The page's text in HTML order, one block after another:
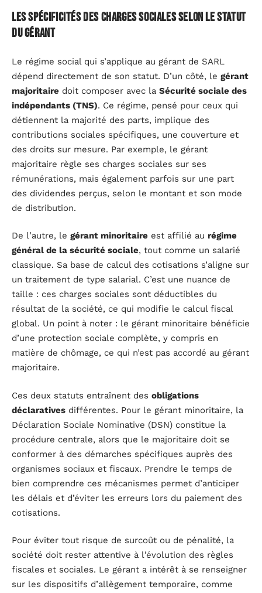
Les spécificités des charges sociales selon le statut
du gérant
Le régime social qui s’applique au gérant de SARL
dépend directement de son statut. D’un côté, le gérant
majoritaire doit composer avec la Sécurité sociale des
indépendants (TNS). Ce régime, pensé pour ceux qui
détiennent la majorité des parts, implique des
contributions sociales spécifiques, une couverture et
des droits sur mesure. Par exemple, le gérant
majoritaire règle ses charges sociales sur ses
rémunérations, mais également parfois sur une part
des dividendes perçus, selon le montant et son mode
de distribution.
De l’autre, le gérant minoritaire est affilié au régime
général de la sécurité sociale, tout comme un salarié
classique. Sa base de calcul des cotisations s’aligne sur
un traitement de type salarial. C’est une nuance de
taille : ces charges sociales sont déductibles du
résultat de la société, ce qui modifie le calcul fiscal
global. Un point à noter : le gérant minoritaire bénéficie
d’une protection sociale complète, y compris en
matière de chômage, ce qui n’est pas accordé au gérant
majoritaire.
Ces deux statuts entraînent des obligations
déclaratives différentes. Pour le gérant minoritaire, la
Déclaration Sociale Nominative (DSN) constitue la
procédure centrale, alors que le majoritaire doit se
conformer à des démarches spécifiques auprès des
organismes sociaux et fiscaux. Prendre le temps de
bien comprendre ces mécanismes permet d’anticiper
les délais et d’éviter les erreurs lors du paiement des
cotisations.
Pour éviter tout risque de surcoût ou de pénalité, la
société doit rester attentive à l’évolution des règles
fiscales et sociales. Le gérant a intérêt à se renseigner
sur les dispositifs d’allègement temporaire, comme